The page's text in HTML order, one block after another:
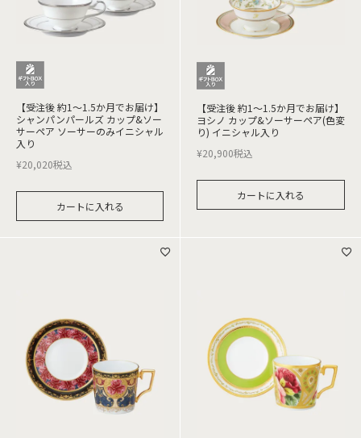
【受注後 約1～1.5か月でお届け】
シャンパンパールズ カップ&ソー
サーペア ソーサーのみイニシャル
入り
¥20,020税込
カートに入れる
【受注後 約1～1.5か月でお届け】
ヨシノ カップ&ソーサーペア(色変
り) イニシャル入り
¥20,900税込
カートに入れる